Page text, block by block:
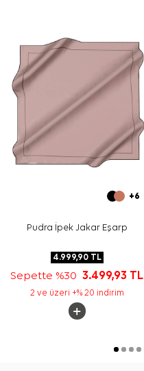
+6
Pudra İpek Jakar Eşarp
4.999,90TL
Sepette %303.499,93 TL
2 ve üzeri +% 20 indirim